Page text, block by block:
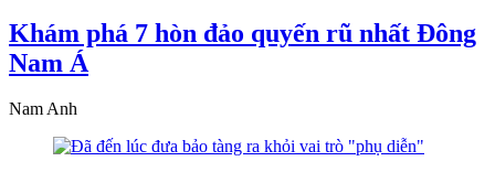
Khám phá 7 hòn đảo quyến rũ nhất Đông
Nam Á
Nam Anh